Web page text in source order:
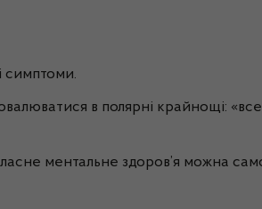
симптоми.
в полярні крайнощі:
ментальне здоров’я можна